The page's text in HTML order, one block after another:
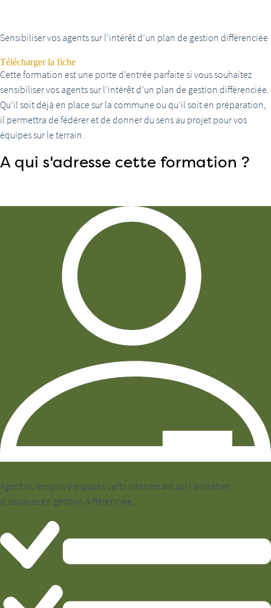
Sensibiliser vos agents sur l’intérêt d’un plan de gestion différenciée
Télécharger la fiche
Cette formation est une porte d’entrée parfaite si vous souhaitez
sensibiliser vos agents sur l’intérêt d’un plan de gestion différenciée.
Qu’il soit déjà en place sur la commune ou qu’il soit en préparation,
il permettra de fédérer et de donner du sens au projet pour vos
équipes sur le terrain.
A qui s'adresse cette formation ?
Agent ou employé espaces verts intervenant sur l'entretien
d'espaces en gestion différenciée.